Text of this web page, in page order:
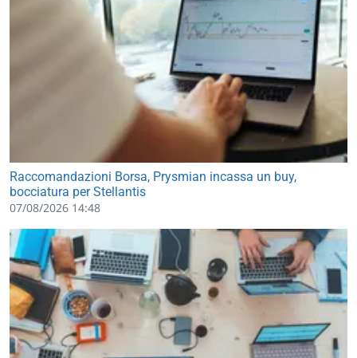
Raccomandazioni Borsa, Prysmian incassa un buy,
bocciatura per Stellantis
07/08/2026 14:48